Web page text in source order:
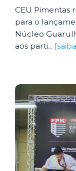
CEU Pimentas
para o
Núcleo
aos parti...